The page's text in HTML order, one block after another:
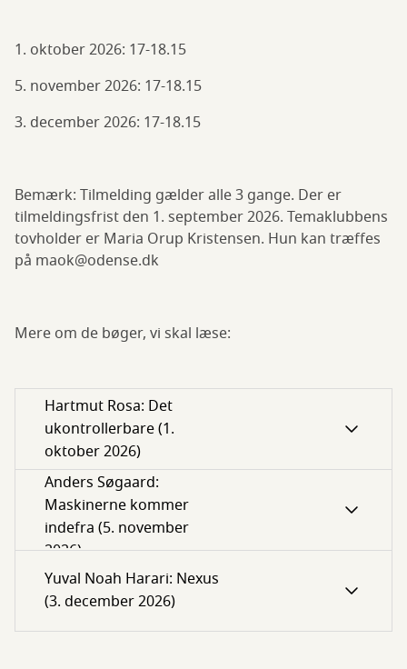
1. oktober 2026: 17-18.15
5. november 2026: 17-18.15
3. december 2026: 17-18.15
Bemærk: Tilmelding gælder alle 3 gange. Der er
tilmeldingsfrist den 1. september 2026. Temaklubbens
tovholder er Maria Orup Kristensen. Hun kan træffes
på maok@odense.dk
Mere om de bøger, vi skal læse:
Hartmut Rosa: Det
ukontrollerbare (1.
oktober 2026)
Anders Søgaard:
Maskinerne kommer
indefra (5. november
2026)
Yuval Noah Harari: Nexus
(3. december 2026)